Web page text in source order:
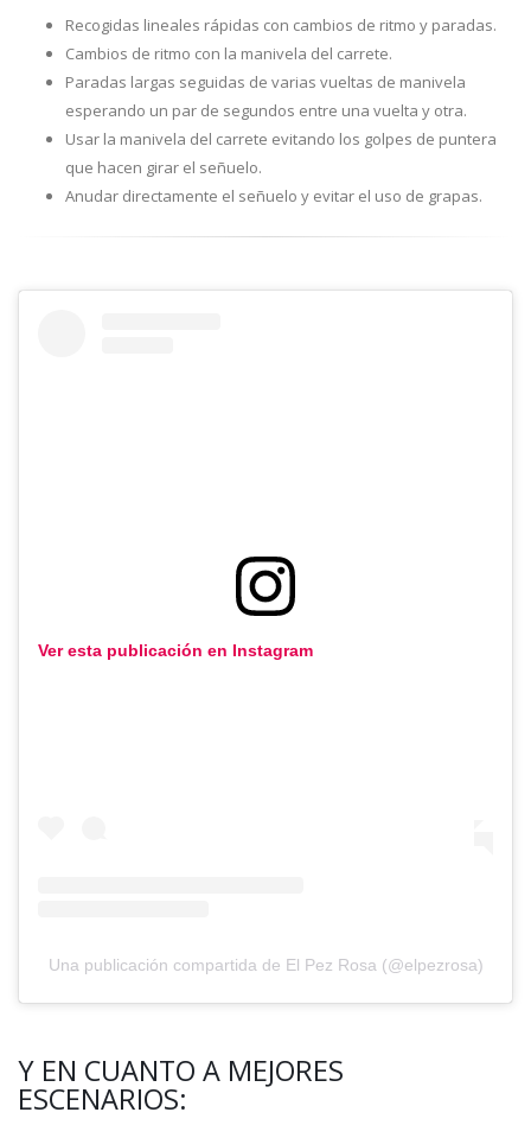
Recogidas lineales rápidas con cambios de ritmo y paradas.
Cambios de ritmo con la manivela del carrete.
Paradas largas seguidas de varias vueltas de manivela
esperando un par de segundos entre una vuelta y otra.
Usar la manivela del carrete evitando los golpes de puntera
que hacen girar el señuelo.
Anudar directamente el señuelo y evitar el uso de grapas.
Ver esta publicación en Instagram
Una publicación compartida de El Pez Rosa (@elpezrosa)
Y EN CUANTO A MEJORES
ESCENARIOS: